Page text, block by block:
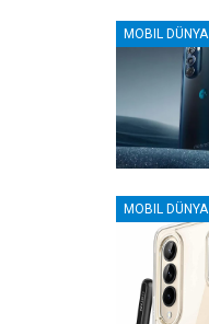
MOBIL DÜNYA
MOBIL DÜNYA